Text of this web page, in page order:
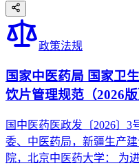
政策法规
国家中医药局 国家卫
饮片管理规范（2026
国中医药医政发〔2026〕
委、中医药局，新疆生产
院，北京中医药大学： 为